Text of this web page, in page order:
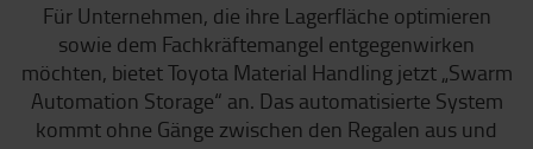
Für Unternehmen, die ihre Lagerfläche optimieren
sowie dem Fachkräftemangel entgegenwirken
möchten, bietet Toyota Material Handling jetzt „Swarm
Automation Storage“ an. Das automatisierte System
kommt ohne Gänge zwischen den Regalen aus und